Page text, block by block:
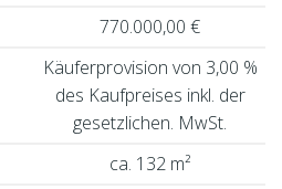
770.000,00 €
Käuferprovision von 3,00 %
des Kaufpreises inkl. der
gesetzlichen. MwSt.
ca. 132 m²